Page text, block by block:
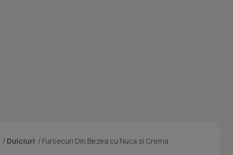
/ Dulciuri / Fursecuri Din Bezea cu Nuca si Crema